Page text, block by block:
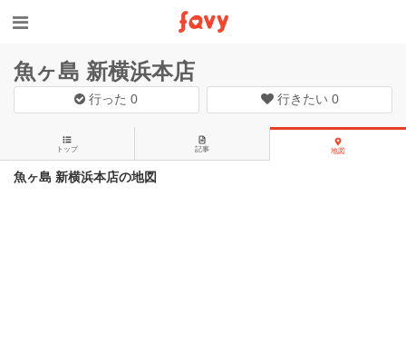
魚ヶ島 新横浜本店
行った0 行きたい 0
トップ 記事 地図
魚ヶ島 新横浜本店の地図